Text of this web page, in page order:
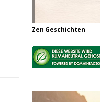
Zen Geschichten